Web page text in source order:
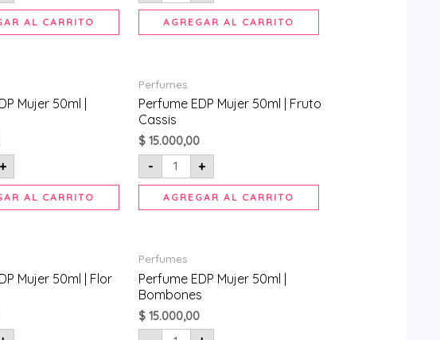
AL CARRITO AGREGAR AL CARRITO
Mujer 50ml |
+
AL CARRITO
Perfumes
Perfume EDP Mujer 50ml | Fruto
Cassis
$15.000,00
-
EDP
Mujer
50ml
|
Fruto
Cassis
cantidad
+
AGREGAR AL CARRITO
Mujer 50ml | Flor
Perfumes
Perfume EDP Mujer 50ml |
Bombones
$15.000,00
EDP
Mujer
50ml
|
Bombones
cantidad